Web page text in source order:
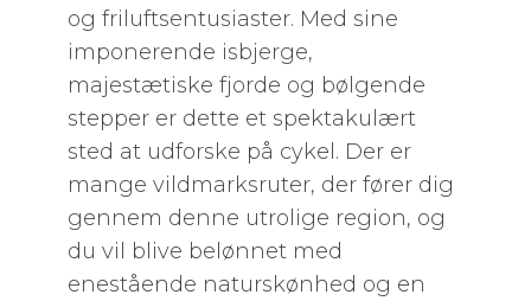
og friluftsentusiaster. Med sine
imponerende isbjerge,
majestætiske fjorde og bølgende
stepper er dette et spektakulært
sted at udforske på cykel. Der er
mange vildmarksruter, der fører dig
gennem denne utrolige region, og
du vil blive belønnet med
enestående naturskønhed og en